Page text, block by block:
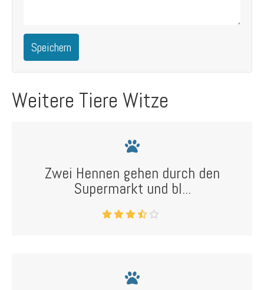
Speichern
Weitere Tiere Witze
Zwei Hennen gehen durch den
Supermarkt und bl...